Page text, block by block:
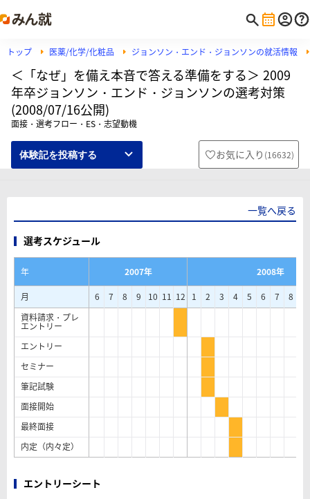
トップ 医薬/化学/化粧品 ジョンソン・エンド・ジョンソンの就活情報
＜「なぜ」を備え本音で答える準備をする＞ 2009
年卒ジョンソン・エンド・ジョンソンの選考対策
(2008/07/16公開)
面接・選考フロー・ES・志望動機
体験記を投稿する お気に入り (16632)
一覧へ戻る
選考スケジュール
年 2007年
2008年
月
6 7 8 9 10 11 12 1 2 3 4 5 6 7 8
資料請求・プレ
エントリー
エントリー
セミナー
筆記試験
面接開始
最終面接
内定（内々定）
エントリーシート